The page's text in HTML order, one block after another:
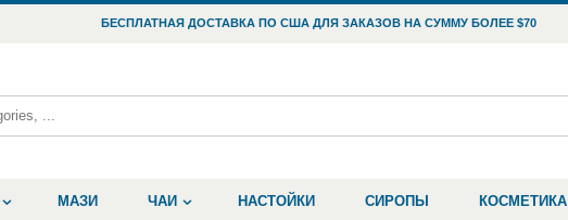
БЕСПЛАТНАЯ ДОСТАВКА ПО США ДЛЯ ЗАКАЗОВ НА СУММУ БОЛЕЕ $70
МАЗИ ЧАИ НАСТОЙКИ СИРОПЫ КОСМЕТИКА